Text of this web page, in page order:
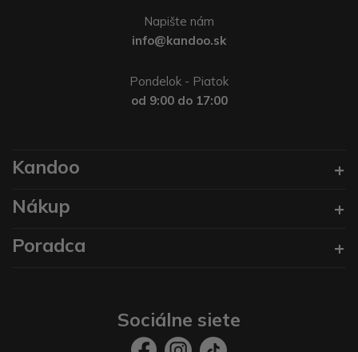
Napište nám
info@kandoo.sk
Pondelok - Piatok
od 9:00 do 17:00
Kandoo
Nákup
Poradca
Sociálne siete